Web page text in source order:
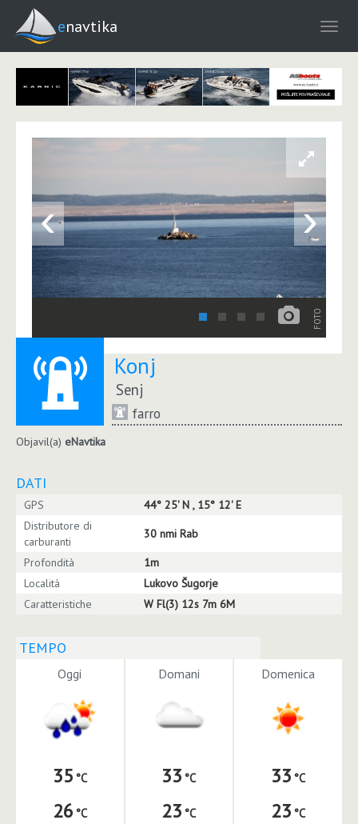
enavtika
‹ ›
FOTO
Konj
Senj
farro
Objavil(a) eNavtika
DATI
GPS
44° 25' N , 15° 12' E
Distributore di
carburanti
30 nmi Rab
Profondità
1m
Località
Lukovo Šugorje
Caratteristiche
W Fl(3) 12s 7m 6M
TEMPO
Oggi
35
26
Domani
33
23
Domenica
33
23